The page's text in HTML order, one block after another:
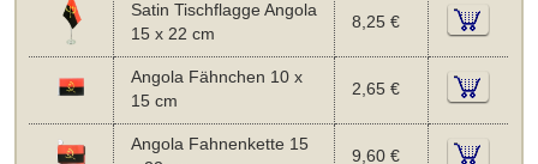
Satin Tischflagge Angola
15 x 22 cm
8,25 €
Angola Fähnchen 10 x
15 cm
2,65 €
Angola Fahnenkette 15
9,60 €